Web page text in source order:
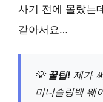
사기 전에 몰랐는
같아서요…
💡 꿀팁! 제가
미니슬링백 웨